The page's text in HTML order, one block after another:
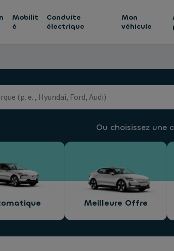
Mobilit
é
Conduite
électrique
Mon
véhicule
Ou choisissez une
Meilleure Offre